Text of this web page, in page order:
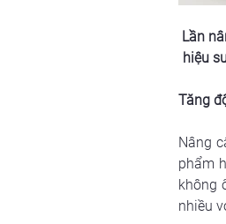
Lần
hiệu
Tăng
Nâng
phẩm
không
nhiều